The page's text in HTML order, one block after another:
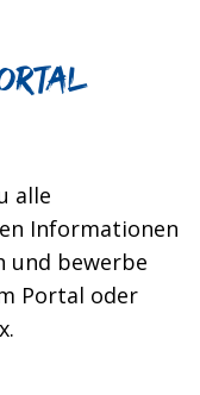
alle
Informationen
und bewerbe
Portal oder